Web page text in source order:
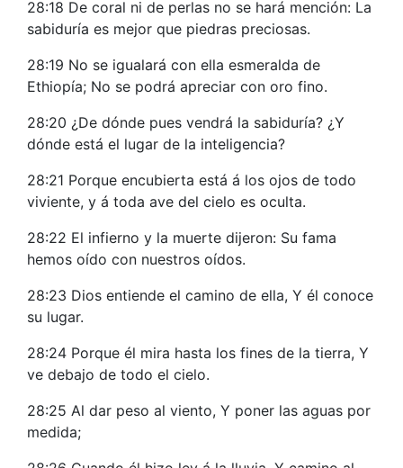
28:18 De coral ni de perlas no se hará mención: La
sabiduría es mejor que piedras preciosas.
28:19 No se igualará con ella esmeralda de
Ethiopía; No se podrá apreciar con oro fino.
28:20 ¿De dónde pues vendrá la sabiduría? ¿Y
dónde está el lugar de la inteligencia?
28:21 Porque encubierta está á los ojos de todo
viviente, y á toda ave del cielo es oculta.
28:22 El infierno y la muerte dijeron: Su fama
hemos oído con nuestros oídos.
28:23 Dios entiende el camino de ella, Y él conoce
su lugar.
28:24 Porque él mira hasta los fines de la tierra, Y
ve debajo de todo el cielo.
28:25 Al dar peso al viento, Y poner las aguas por
medida;